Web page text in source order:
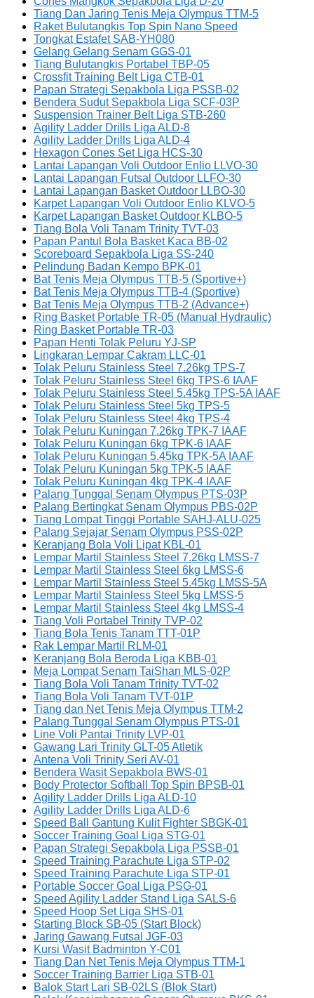
Tiang Dan Jaring Tenis Meja Olympus TTM-5
Raket Bulutangkis Top Spin Nano Speed
Tongkat Estafet SAB-YH080
Gelang Gelang Senam GGS-01
Tiang Bulutangkis Portabel TBP-05
Crossfit Training Belt Liga CTB-01
Papan Strategi Sepakbola Liga PSSB-02
Bendera Sudut Sepakbola Liga SCF-03P
Suspension Trainer Belt Liga STB-260
Agility Ladder Drills Liga ALD-8
Agility Ladder Drills Liga ALD-4
Hexagon Cones Set Liga HCS-30
Lantai Lapangan Voli Outdoor Enlio LLVO-30
Lantai Lapangan Futsal Outdoor LLFO-30
Lantai Lapangan Basket Outdoor LLBO-30
Karpet Lapangan Voli Outdoor Enlio KLVO-5
Karpet Lapangan Basket Outdoor KLBO-5
Tiang Bola Voli Tanam Trinity TVT-03
Papan Pantul Bola Basket Kaca BB-02
Scoreboard Sepakbola Liga SS-240
Pelindung Badan Kempo BPK-01
Bat Tenis Meja Olympus TTB-5 (Sportive+)
Bat Tenis Meja Olympus TTB-4 (Sportive)
Bat Tenis Meja Olympus TTB-2 (Advance+)
Ring Basket Portable TR-05 (Manual Hydraulic)
Ring Basket Portable TR-03
Papan Henti Tolak Peluru YJ-SP
Lingkaran Lempar Cakram LLC-01
Tolak Peluru Stainless Steel 7.26kg TPS-7
Tolak Peluru Stainless Steel 6kg TPS-6 IAAF
Tolak Peluru Stainless Steel 5.45kg TPS-5A IAAF
Tolak Peluru Stainless Steel 5kg TPS-5
Tolak Peluru Stainless Steel 4kg TPS-4
Tolak Peluru Kuningan 7.26kg TPK-7 IAAF
Tolak Peluru Kuningan 6kg TPK-6 IAAF
Tolak Peluru Kuningan 5.45kg TPK-5A IAAF
Tolak Peluru Kuningan 5kg TPK-5 IAAF
Tolak Peluru Kuningan 4kg TPK-4 IAAF
Palang Tunggal Senam Olympus PTS-03P
Palang Bertingkat Senam Olympus PBS-02P
Tiang Lompat Tinggi Portable SAHJ-ALU-025
Palang Sejajar Senam Olympus PSS-02P
Keranjang Bola Voli Lipat KBL-01
Lempar Martil Stainless Steel 7.26kg LMSS-7
Lempar Martil Stainless Steel 6kg LMSS-6
Lempar Martil Stainless Steel 5.45kg LMSS-5A
Lempar Martil Stainless Steel 5kg LMSS-5
Lempar Martil Stainless Steel 4kg LMSS-4
Tiang Voli Portabel Trinity TVP-02
Tiang Bola Tenis Tanam TTT-01P
Rak Lempar Martil RLM-01
Keranjang Bola Beroda Liga KBB-01
Meja Lompat Senam TaiShan MLS-02P
Tiang Bola Voli Tanam Trinity TVT-02
Tiang Bola Voli Tanam TVT-01P
Tiang dan Net Tenis Meja Olympus TTM-2
Palang Tunggal Senam Olympus PTS-01
Line Voli Pantai Trinity LVP-01
Gawang Lari Trinity GLT-05 Atletik
Antena Voli Trinity Seri AV-01
Bendera Wasit Sepakbola BWS-01
Body Protector Softball Top Spin BPSB-01
Agility Ladder Drills Liga ALD-10
Agility Ladder Drills Liga ALD-6
Speed Ball Gantung Kulit Fighter SBGK-01
Soccer Training Goal Liga STG-01
Papan Strategi Sepakbola Liga PSSB-01
Speed Training Parachute Liga STP-02
Speed Training Parachute Liga STP-01
Portable Soccer Goal Liga PSG-01
Speed Agility Ladder Stand Liga SALS-6
Speed Hoop Set Liga SHS-01
Starting Block SB-05 (Start Block)
Jaring Gawang Futsal JGF-03
Kursi Wasit Badminton Y-C01
Tiang Dan Net Tenis Meja Olympus TTM-1
Soccer Training Barrier Liga STB-01
Balok Start Lari SB-02LS (Blok Start)